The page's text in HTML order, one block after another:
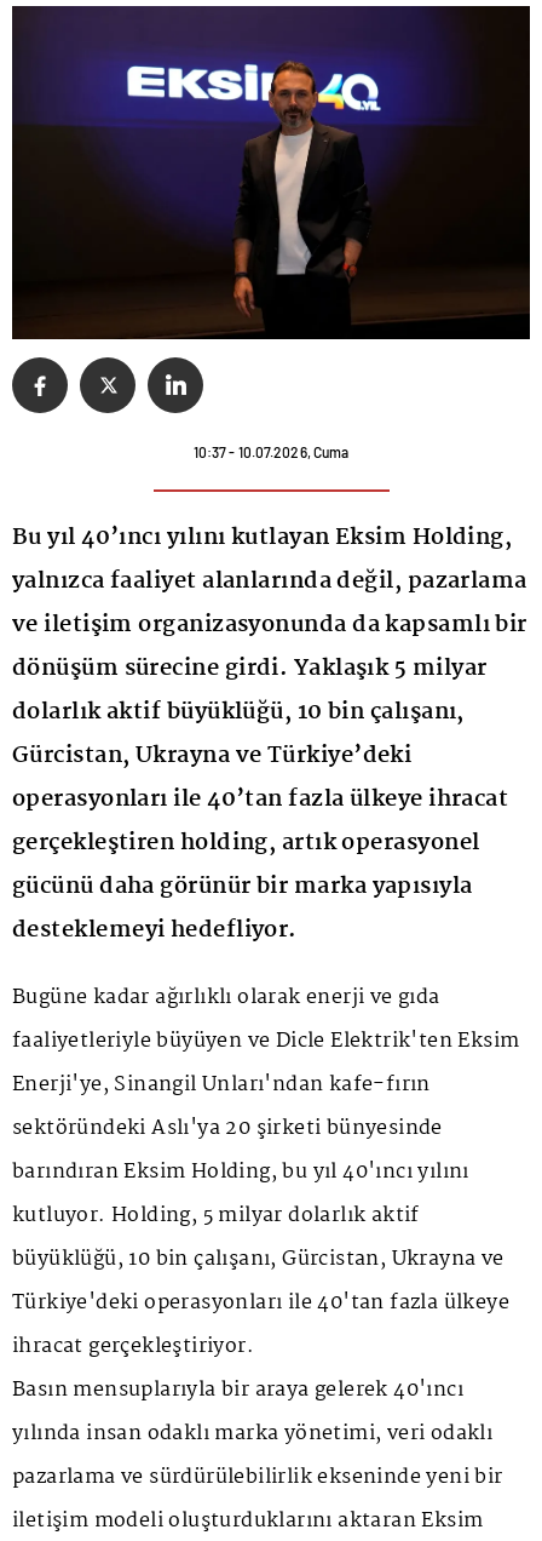
10:37 - 10.07.2026, Cuma
Bu yıl 40’ıncı yılını kutlayan Eksim Holding,
yalnızca faaliyet alanlarında değil, pazarlama
ve iletişim organizasyonunda da kapsamlı bir
dönüşüm sürecine girdi. Yaklaşık 5 milyar
dolarlık aktif büyüklüğü, 10 bin çalışanı,
Gürcistan, Ukrayna ve Türkiye’deki
operasyonları ile 40’tan fazla ülkeye ihracat
gerçekleştiren holding, artık operasyonel
gücünü daha görünür bir marka yapısıyla
desteklemeyi hedefliyor.
Bugüne kadar ağırlıklı olarak enerji ve gıda
faaliyetleriyle büyüyen ve Dicle Elektrik'ten Eksim
Enerji'ye, Sinangil Unları'ndan kafe-fırın
sektöründeki Aslı'ya 20 şirketi bünyesinde
barındıran Eksim Holding, bu yıl 40'ıncı yılını
kutluyor. Holding, 5 milyar dolarlık aktif
büyüklüğü, 10 bin çalışanı, Gürcistan, Ukrayna ve
Türkiye'deki operasyonları ile 40'tan fazla ülkeye
ihracat gerçekleştiriyor.
Basın mensuplarıyla bir araya gelerek 40'ıncı
yılında insan odaklı marka yönetimi, veri odaklı
pazarlama ve sürdürülebilirlik ekseninde yeni bir
iletişim modeli oluşturduklarını aktaran Eksim